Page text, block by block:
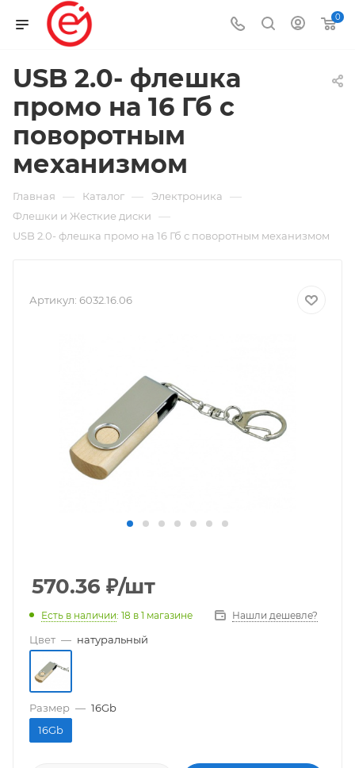
0
USB 2.0- флешка
промо на 16 Гб с
поворотным
механизмом
Главная — Каталог — Электроника —
Флешки и Жесткие диски —
USB 2.0- флешка промо на 16 Гб с поворотным механизмом
Артикул: 6032.16.06
570.36 ₽/шт
Есть в наличии: 18 в 1 магазине Нашли дешевле?
Цвет — натуральный
Размер — 16Gb
16Gb